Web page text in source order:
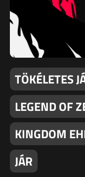
TÖKÉLETES
LEGEND OF
KINGDOM
JÁR